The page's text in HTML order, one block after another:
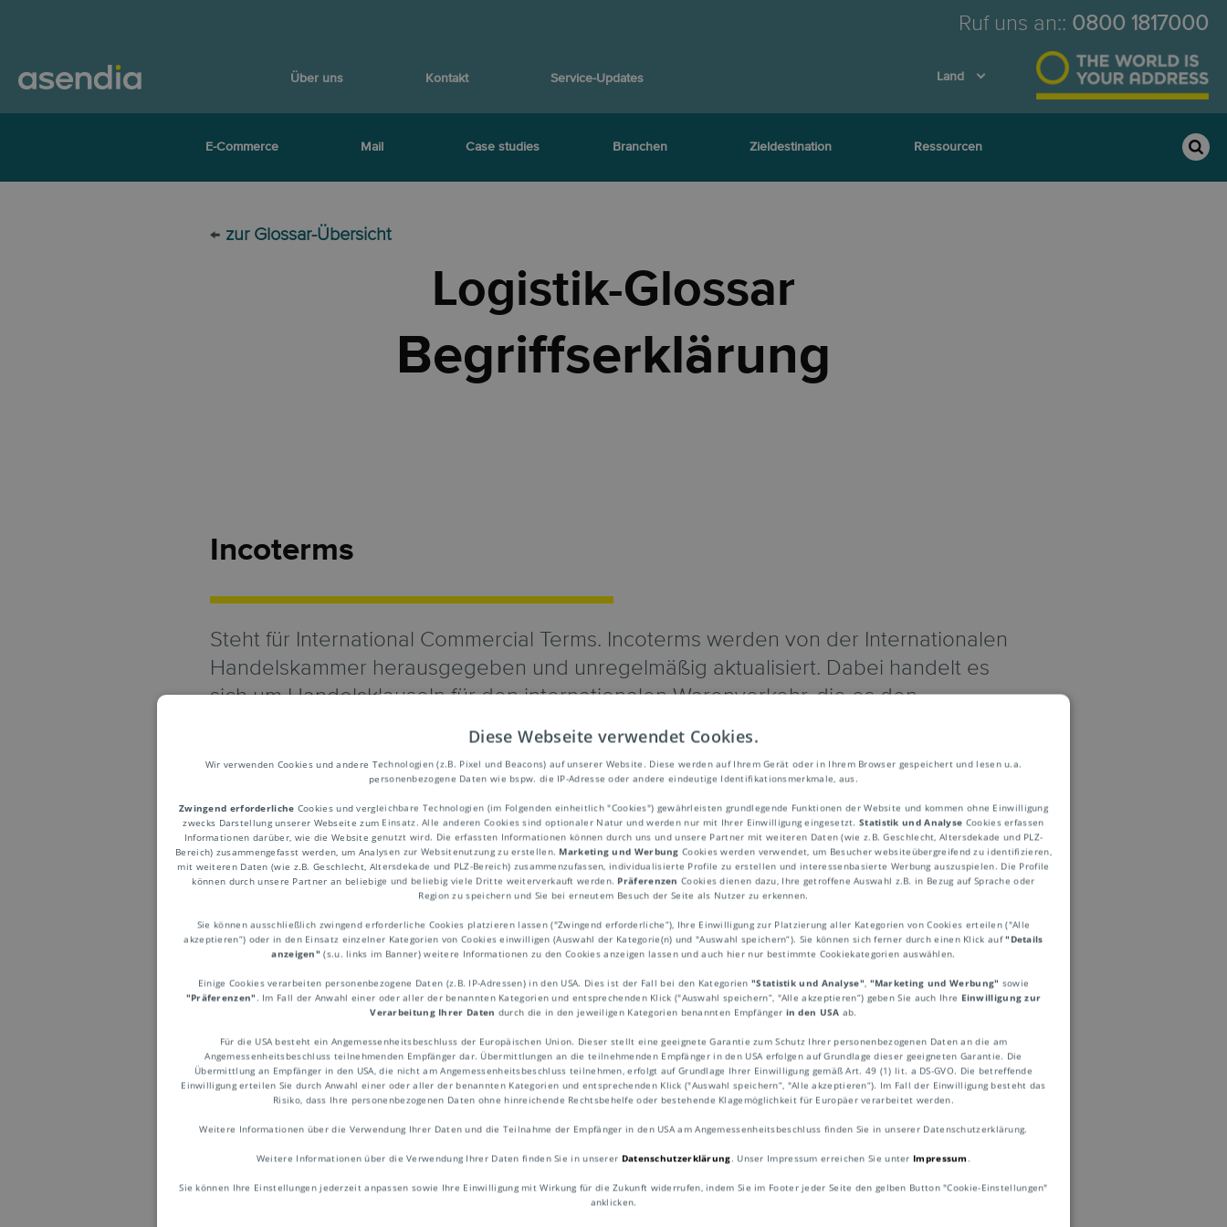
Ruf uns an:: 0800 1817000
Über uns Kontakt Service-Updates Land
E-Commerce Mail Case studies Branchen Zieldestination Ressourcen
← zur Glossar-Übersicht
Logistik-Glossar
Begriffserklärung
Incoterms
Steht für International Commercial Terms. Incoterms werden von der Internationalen
Handelskammer herausgegeben und unregelmäßig aktualisiert. Dabei handelt es
sich um Handelsklauseln für den internationalen Warenverkehr, die es den
Vertragsparteien erleichtern sollen, sich auf bestimmte Pflichten und Bedingungen
Länder unterschiedlich auszulegen. Incoterms regeln unter anderem:
Liefer- und Zahlungsbedingungen
Gefahrübergang
Transportkosten und evtl. Transportversicherung
Verpackung
Transportdokumente
Zölle
Die Incoterms werden zudem in vier Gruppen eingeteilt:
Gruppe E (EXW): Abholklausel
Gruppe F (FCA, FAS, FOB): Absendeklauseln: Verkäufer übernimmt nicht die
Transportkosten
Gruppe C (CFR, CIF, CPT, CIP): Absendeklauseln; Verkäufer übernimmt die
Kosten für den Transport
Gruppe D (DAP, DAT, DPU, DDP): Ankunftsklauseln
Diese Webseite verwendet Cookies.
Wir verwenden Cookies und andere Technologien (z.B. Pixel und Beacons) auf unserer Website. Diese werden auf Ihrem Gerät oder in Ihrem Browser gespeichert und lesen u.a.
personenbezogene Daten wie bspw. die IP-Adresse oder andere eindeutige Identifikationsmerkmale, aus.
Zwingend erforderliche Cookies und vergleichbare Technologien (im Folgenden einheitlich "Cookies") gewährleisten grundlegende Funktionen der Website und kommen ohne Einwilligung
zwecks Darstellung unserer Webseite zum Einsatz. Alle anderen Cookies sind optionaler Natur und werden nur mit Ihrer Einwilligung eingesetzt.Statistik und Analyse Cookies erfassen
Informationen darüber, wie die Website genutzt wird. Die erfassten Informationen können durch uns und unsere Partner mit weiteren Daten (wie z.B. Geschlecht, Altersdekade und PLZ-
Bereich) zusammengefasst werden, um Analysen zur Websitenutzung zu erstellen. Marketing und Werbung Cookies werden verwendet, um Besucher websiteübergreifend zu identifizieren,
mit weiteren Daten (wie z.B. Geschlecht, Altersdekade und PLZ-Bereich) zusammenzufassen, individualisierte Profile zu erstellen und interessenbasierte Werbung auszuspielen. Die Profile
können durch unsere Partner an beliebige und beliebig viele Dritte weiterverkauft werden. Präferenzen Cookies dienen dazu, Ihre getroffene Auswahl z.B. in Bezug auf Sprache oder
Region zu speichern und Sie bei erneutem Besuch der Seite als Nutzer zu erkennen.
Sie können ausschließlich zwingend erforderliche Cookies platzieren lassen ("Zwingend erforderliche“), Ihre Einwilligung zur Platzierung aller Kategorien von Cookies erteilen ("Alle
akzeptieren“) oder in den Einsatz einzelner Kategorien von Cookies einwilligen (Auswahl der Kategorie(n) und "Auswahl speichern“). Sie können sich ferner durch einen Klick auf"Details
anzeigen" (s.u. links im Banner) weitere Informationen zu den Cookies anzeigen lassen und auch hier nur bestimmte Cookiekategorien auswählen.
Einige Cookies verarbeiten personenbezogene Daten (z.B. IP-Adressen) in den USA. Dies ist der Fall bei den Kategorien"Statistik und Analyse", "Marketing und Werbung" sowie
"Präferenzen" . Im Fall der Anwahl einer oder aller der benannten Kategorien und entsprechenden Klick ("Auswahl speichern“, "Alle akzeptieren“) geben Sie auch Ihre Einwilligung zur
Verarbeitung Ihrer Daten durch die in den jeweiligen Kategorien benannten Empfänger in den USA ab.
Für die USA besteht ein Angemessenheitsbeschluss der Europäischen Union. Dieser stellt eine geeignete Garantie zum Schutz Ihrer personenbezogenen Daten an die am
Angemessenheitsbeschluss teilnehmenden Empfänger dar. Übermittlungen an die teilnehmenden Empfänger in den USA erfolgen auf Grundlage dieser geeigneten Garantie. Die
Übermittlung an Empfänger in den USA, die nicht am Angemessenheitsbeschluss teilnehmen, erfolgt auf Grundlage Ihrer Einwilligung gemäß Art. 49 (1) lit. a DS-GVO. Die betreffende
Einwilligung erteilen Sie durch Anwahl einer oder aller der benannten Kategorien und entsprechenden Klick ("Auswahl speichern“, "Alle akzeptieren“). Im Fall der Einwilligung besteht das
Risiko, dass Ihre personenbezogenen Daten ohne hinreichende Rechtsbehelfe oder bestehende Klagemöglichkeit für Europäer verarbeitet werden.
Weitere Informationen über die Verwendung Ihrer Daten und die Teilnahme der Empfänger in den USA am Angemessenheitsbeschluss finden Sie in unserer Datenschutzerklärung.
Weitere Informationen über die Verwendung Ihrer Daten finden Sie in unserer Datenschutzerklärung. Unser Impressum erreichen Sie unterImpressum .
Sie können Ihre Einstellungen jederzeit anpassen sowie Ihre Einwilligung mit Wirkung für die Zukunft widerrufen, indem Sie im Footer jeder Seite den gelben Button "Cookie-Einstellungen"
anklicken.